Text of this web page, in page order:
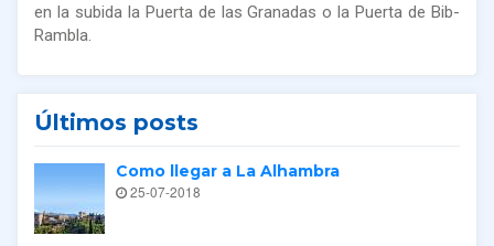
en la subida la Puerta de las Granadas o la Puerta de Bib-
Rambla.
Últimos posts
Como llegar a La Alhambra
25-07-2018